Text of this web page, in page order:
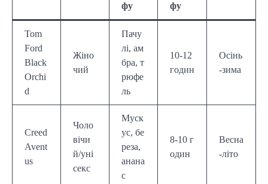
фу
фу
Tom
Ford
Black
Orchi
d
Жіно
чий
Пачу
лі, ам
бра, т
рюфе
ль
10-12
годин
Осінь
-зима
Creed
Avent
us
Чоло
вічи
й/уні
секс
Муск
ус, бе
реза,
анана
с
8-10 г
один
Весна
-літо